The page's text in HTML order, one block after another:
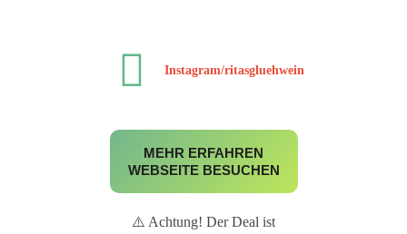
Instagram/ritasgluehwein
MEHR ERFAHREN
WEBSEITE BESUCHEN
⚠️ Achtung! Der Deal ist